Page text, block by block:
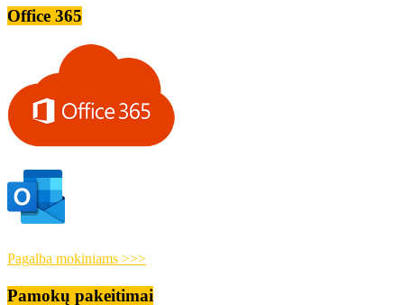
Office 365
Pagalba mokiniams >>>
Pamokų pakeitimai